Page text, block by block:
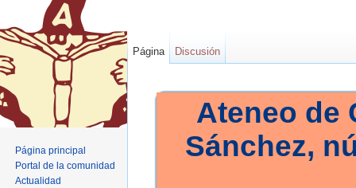
Ateneo de
Sánchez,
Página Discusión
Página principal
Portal de la comunidad
Actualidad